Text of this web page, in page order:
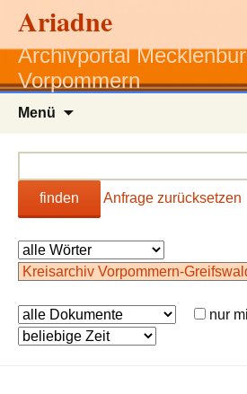
Ariadne
Archivportal
Vorpommern
Menü
finden Anfrage zurücksetzen
nur